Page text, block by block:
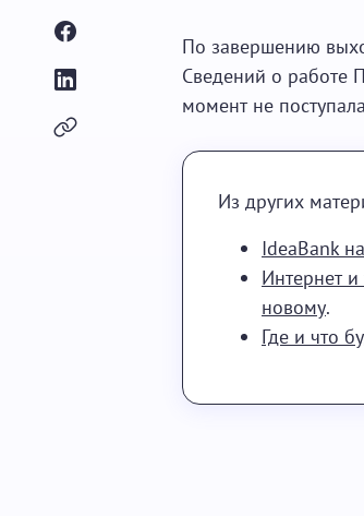
По завершению
Сведений о работе
момент не
Из других
IdeaBank
Интернет
новому.
Где и что